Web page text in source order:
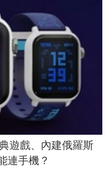
遊戲、內建俄羅斯
連手機？